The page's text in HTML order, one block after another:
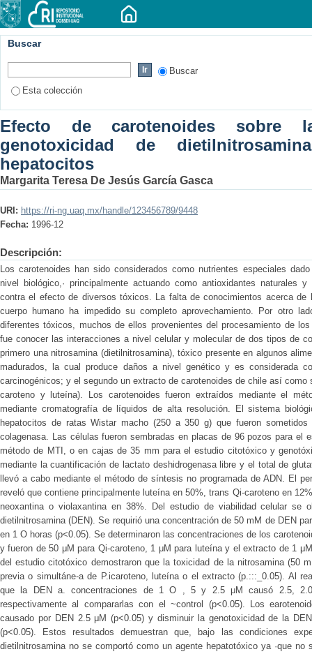
Buscar
Buscar
Esta colección
Efecto de carotenoides sobre
genotoxicidad de
hepatocitos
Margarita Teresa De Jesús García Gasca
URI: https://ri-ng.uaq.mx/handle/123456789/9448
Fecha: 1996-12
Descripción:
Los carotenoides han sido considerados como nutrientes especiales
nivel biológico,· principalmente actuando como antioxidantes naturales
contra el efecto de diversos tóxicos. La falta de conocimientos acerca
cuerpo humano ha impedido su completo aprovechamiento. Por otro
diferentes tóxicos, muchos de ellos provenientes del procesamiento de
fue conocer las interacciones a nivel celular y molecular de dos tipos de
primero una nitrosamina (dietilnitrosamina), tóxico presente en algunos
madurados, la cual produce daños a nivel genético y es considerada
carcinogénicos; y el segundo un extracto de carotenoides de chile así como
caroteno y luteína). Los carotenoides fueron extraídos mediante el
mediante cromatografía de líquidos de alta resolución. El sistema
hepatocitos de ratas Wistar macho (250 a 350 g) que fueron
colagenasa. Las células fueron sembradas en placas de 96 pozos para el
método de MTI, o en cajas de 35 mm para el estudio citotóxico y
mediante la cuantificación de lactato deshidrogenasa libre y el total de
llevó a cabo mediante el método de síntesis no programada de ADN. El
reveló que contiene principalmente luteína en 50%, trans Qi-caroteno en
neoxantina o violaxantina en 38%. Del estudio de viabilidad celular se
dietilnitrosamina (DEN). Se requirió una concentración de 50 mM de DEN
en 1 O horas (p<0.05). Se determinaron las concentraciones de los
y fueron de 50 μM para Qi-caroteno, 1 μM para luteína y el extracto de 1
del estudio citotóxico demostraron que la toxicidad de la nitrosamina (50
previa o simultáne-a de P.icaroteno, luteína o el extracto (p.:::_0.05). Al
que la DEN a. concentraciones de 1 O , 5 y 2.5 μM causó 2.5,
respectivamente al compararlas con el ~control (p<0.05). Los
causado por DEN 2.5 μM (p<0.05) y disminuir la genotoxicidad de la
(p<0.05). Estos resultados demuestran que, bajo las condiciones
dietilnitrosamina no se comportó como un agente hepatotóxico ya ·que